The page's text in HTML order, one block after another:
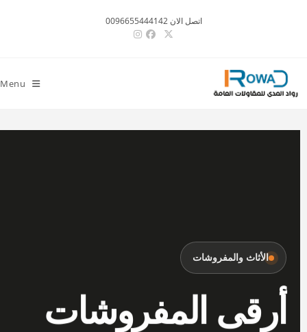
اتصل الان 0096655444142
Menu
الأثاث والمفروشات
أرقى المفروشات